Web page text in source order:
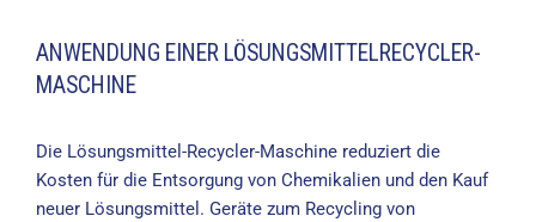
ANWENDUNG EINER LÖSUNGSMITTELRECYCLER-
MASCHINE
Die Lösungsmittel-Recycler-Maschine reduziert die
Kosten für die Entsorgung von Chemikalien und den Kauf
neuer Lösungsmittel. Geräte zum Recycling von